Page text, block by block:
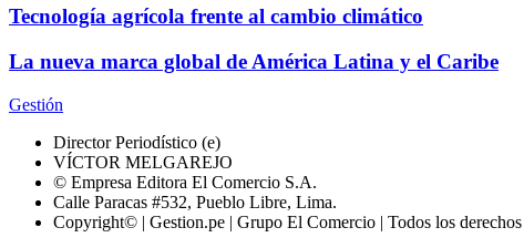
Tecnología agrícola frente al cambio climático
La nueva marca global de América Latina y el Caribe
Gestión
Director Periodístico (e)
VÍCTOR MELGAREJO
© Empresa Editora El Comercio S.A.
Calle Paracas #532, Pueblo Libre, Lima.
Copyright© | Gestion.pe | Grupo El Comercio | Todos los derechos